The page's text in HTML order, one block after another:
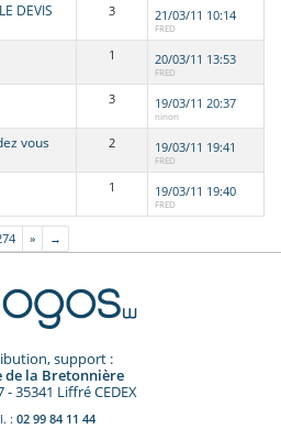
DEVIS 3 21/03/11 10:14
FRED
1 20/03/11 13:53
FRED
3 19/03/11 20:37
ninon
vous 2 19/03/11 19:41
FRED
1 19/03/11 19:40
FRED
» →
support :
de la Bretonnière
- 35341 Liffré CEDEX
: 02 99 84 11 44